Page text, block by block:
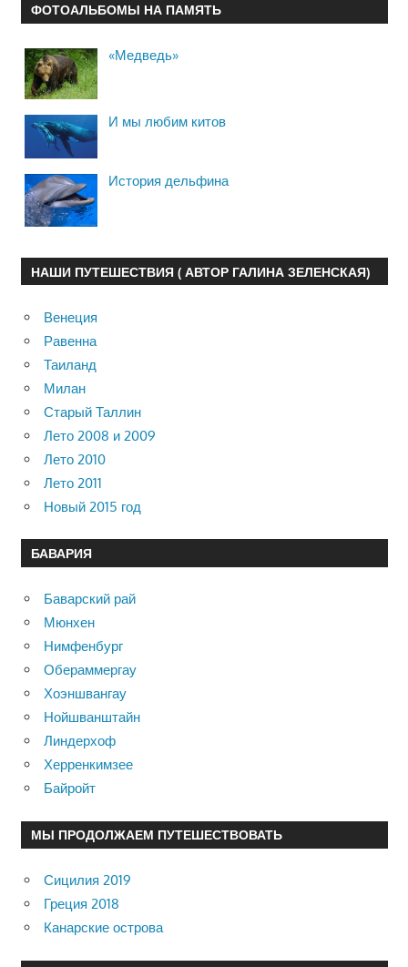
ФОТОАЛЬБОМЫ НА ПАМЯТЬ
«Медведь»
И мы любим китов
История дельфина
НАШИ ПУТЕШЕСТВИЯ ( АВТОР ГАЛИНА ЗЕЛЕНСКАЯ)
Венеция
Равенна
Таиланд
Милан
Старый Таллин
Лето 2008 и 2009
Лето 2010
Лето 2011
Новый 2015 год
БАВАРИЯ
Баварский рай
Мюнхен
Нимфенбург
Обераммергау
Хоэншвангау
Нойшванштайн
Линдерхоф
Херренкимзее
Байройт
МЫ ПРОДОЛЖАЕМ ПУТЕШЕСТВОВАТЬ
Сицилия 2019
Греция 2018
Канарские острова